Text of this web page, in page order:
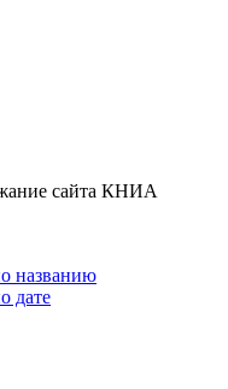
сайта КНИА
названию
дате